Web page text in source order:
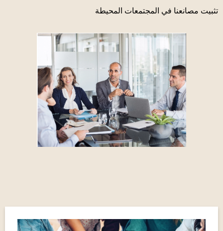
تثبيت مصانعنا في المجتمعات المحيطة